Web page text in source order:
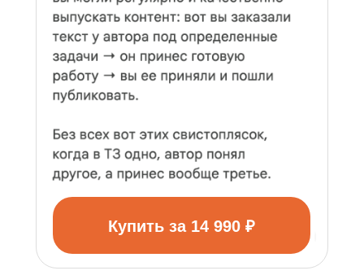
Купить за 14 990 ₽